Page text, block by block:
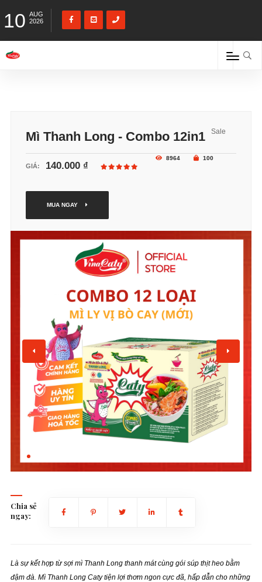
10 AUG
2026
Mì Thanh Long - Combo 12in1 Sale
GIÁ: 140.000 ₫
8964 100
MUA NGAY
Chia sẻ
ngay:
Là sự kết hợp từ sợi mì Thanh Long thanh mát cùng gói súp thịt heo bằm
đậm đà. Mì Thanh Long Caty tiện lợi thơm ngon cực đã, hấp dẫn cho những